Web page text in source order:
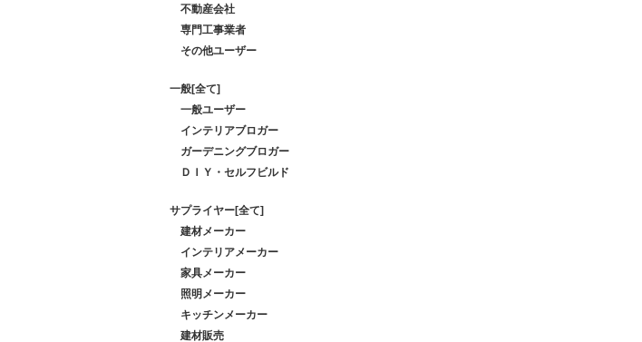
不動産会社
専門工事業者
その他ユーザー
一般[全て]
一般ユーザー
インテリアブロガー
ガーデニングブロガー
ＤＩＹ・セルフビルド
サプライヤー[全て]
建材メーカー
インテリアメーカー
家具メーカー
照明メーカー
キッチンメーカー
建材販売